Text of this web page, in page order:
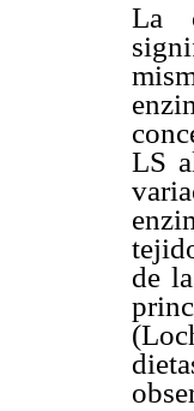
La
LS
de